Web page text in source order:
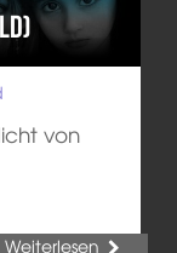
von
Weiterlesen